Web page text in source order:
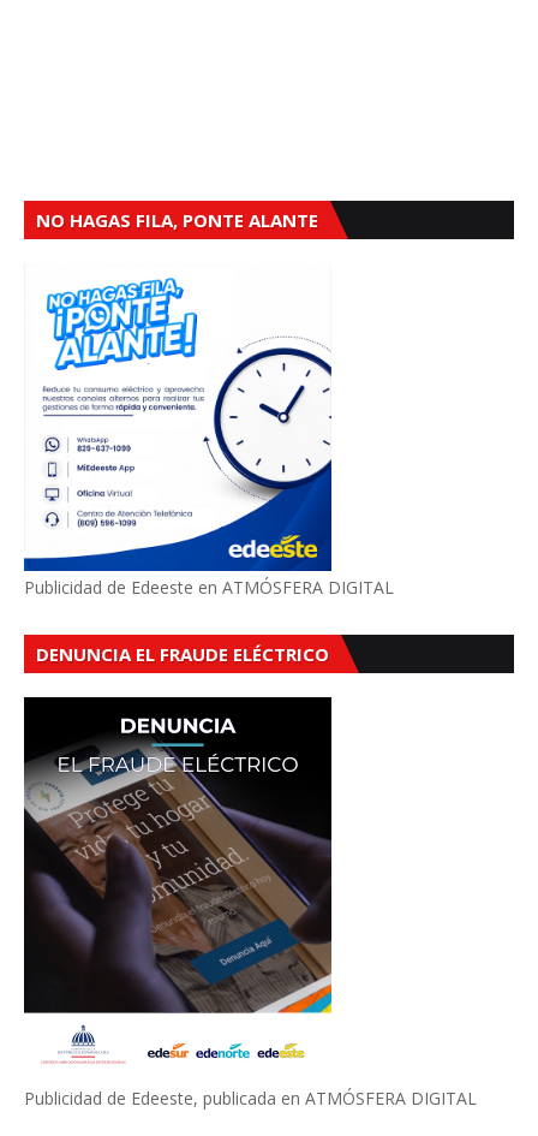
NO HAGAS FILA, PONTE ALANTE
Publicidad de Edeeste en ATMÓSFERA DIGITAL
DENUNCIA EL FRAUDE ELÉCTRICO
Publicidad de Edeeste, publicada en ATMÓSFERA DIGITAL